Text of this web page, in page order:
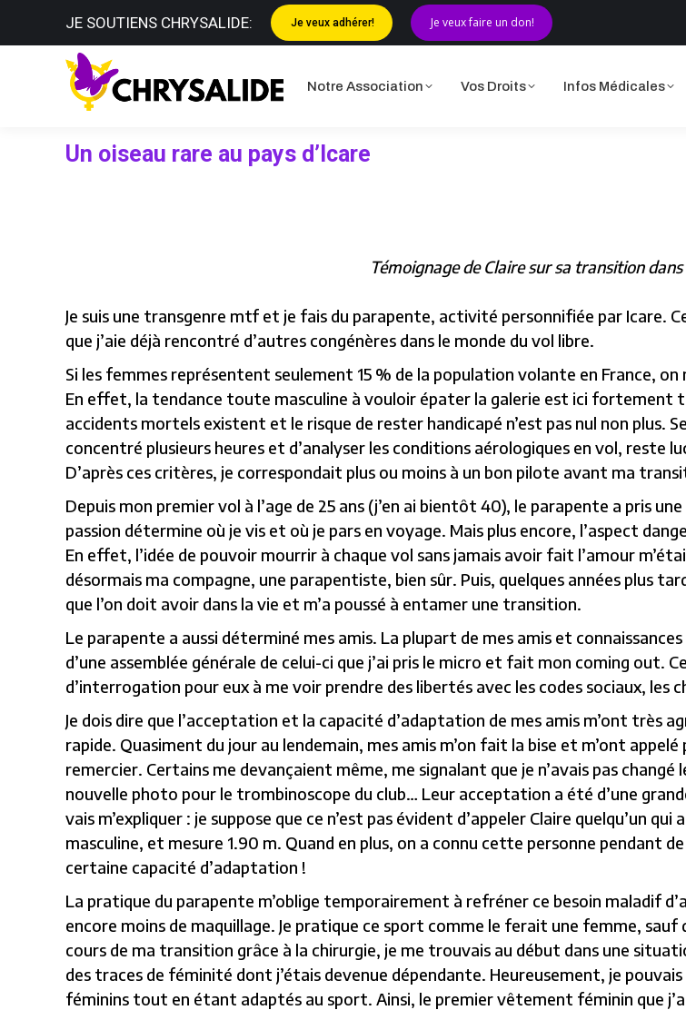
JE SOUTIENS CHRYSALIDE: Je veux adhérer! Je veux faire un don!
Notre Association Vos Droits Infos Médicales
Un oiseau rare au pays d’Icare
Témoignage de Claire sur sa transition
Je suis une transgenre mtf et je fais du parapente, activité personnifiée par Icare.
que j’aie déjà rencontré d’autres congénères dans le monde du vol libre.
Si les femmes représentent seulement 15 % de la population volante en France,
En effet, la tendance toute masculine à vouloir épater la galerie est ici fortement
accidents mortels existent et le risque de rester handicapé n’est pas nul non plus.
concentré plusieurs heures et d’analyser les conditions aérologiques en vol, reste
D’après ces critères, je correspondait plus ou moins à un bon pilote avant ma
Depuis mon premier vol à l’age de 25 ans (j’en ai bientôt 40), le parapente a pris
passion détermine où je vis et où je pars en voyage. Mais plus encore, l’aspect
En effet, l’idée de pouvoir mourrir à chaque vol sans jamais avoir fait l’amour
désormais ma compagne, une parapentiste, bien sûr. Puis, quelques années plus
que l’on doit avoir dans la vie et m’a poussé à entamer une transition.
Le parapente a aussi déterminé mes amis. La plupart de mes amis et
d’une assemblée générale de celui-ci que j’ai pris le micro et fait mon coming out.
d’interrogation pour eux à me voir prendre des libertés avec les codes sociaux, les
Je dois dire que l’acceptation et la capacité d’adaptation de mes amis m’ont très
rapide. Quasiment du jour au lendemain, mes amis m’on fait la bise et m’ont
remercier. Certains me devançaient même, me signalant que je n’avais pas
nouvelle photo pour le trombinoscope du club… Leur acceptation a été d’une
vais m’expliquer : je suppose que ce n’est pas évident d’appeler Claire quelqu’un
masculine, et mesure 1.90 m. Quand en plus, on a connu cette personne pendant
certaine capacité d’adaptation !
La pratique du parapente m’oblige temporairement à refréner ce besoin maladif
encore moins de maquillage. Je pratique ce sport comme le ferait une femme, sauf
cours de ma transition grâce à la chirurgie, je me trouvais au début dans une
des traces de féminité dont j’étais devenue dépendante. Heureusement, je
féminins tout en étant adaptés au sport. Ainsi, le premier vêtement féminin que
Notre Association Vos Droits